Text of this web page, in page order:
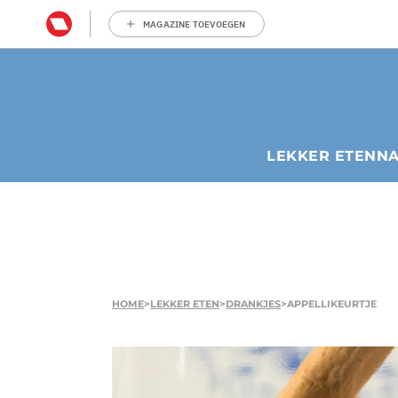
MAGAZINE TOEVOEGEN
LEKKER ETEN
HOME>LEKKER ETEN>DRANKJES>APPELLIKEURTJE